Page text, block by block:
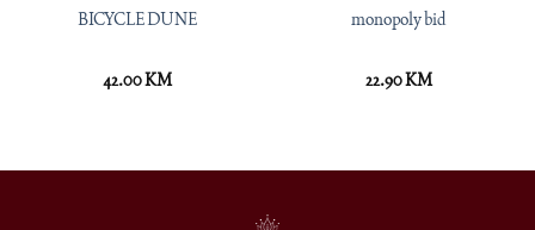
BICYCLE DUNE
42.00KM
monopoly bid
22.90KM